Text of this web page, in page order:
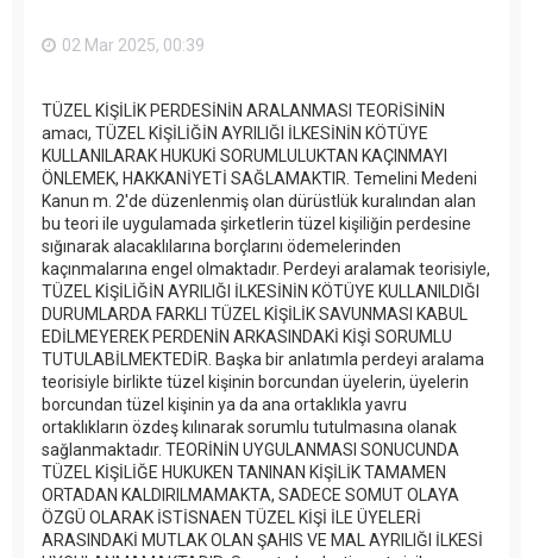
02 Mar 2025, 00:39
TÜZEL KİŞİLİK PERDESİNİN ARALANMASI TEORİSİNİN
amacı, TÜZEL KİŞİLİĞİN AYRILIĞI İLKESİNİN KÖTÜYE
KULLANILARAK HUKUKİ SORUMLULUKTAN KAÇINMAYI
ÖNLEMEK, HAKKANİYETİ SAĞLAMAKTIR. Temelini Medeni
Kanun m. 2'de düzenlenmiş olan dürüstlük kuralından alan
bu teori ile uygulamada şirketlerin tüzel kişiliğin perdesine
sığınarak alacaklılarına borçlarını ödemelerinden
kaçınmalarına engel olmaktadır. Perdeyi aralamak teorisiyle,
TÜZEL KİŞİLİĞİN AYRILIĞI İLKESİNİN KÖTÜYE KULLANILDIĞI
DURUMLARDA FARKLI TÜZEL KİŞİLİK SAVUNMASI KABUL
EDİLMEYEREK PERDENİN ARKASINDAKİ KİŞİ SORUMLU
TUTULABİLMEKTEDİR. Başka bir anlatımla perdeyi aralama
teorisiyle birlikte tüzel kişinin borcundan üyelerin, üyelerin
borcundan tüzel kişinin ya da ana ortaklıkla yavru
ortaklıkların özdeş kılınarak sorumlu tutulmasına olanak
sağlanmaktadır. TEORİNİN UYGULANMASI SONUCUNDA
TÜZEL KİŞİLİĞE HUKUKEN TANINAN KİŞİLİK TAMAMEN
ORTADAN KALDIRILMAMAKTA, SADECE SOMUT OLAYA
ÖZGÜ OLARAK İSTİSNAEN TÜZEL KİŞİ İLE ÜYELERİ
ARASINDAKİ MUTLAK OLAN ŞAHIS VE MAL AYRILIĞI İLKESİ